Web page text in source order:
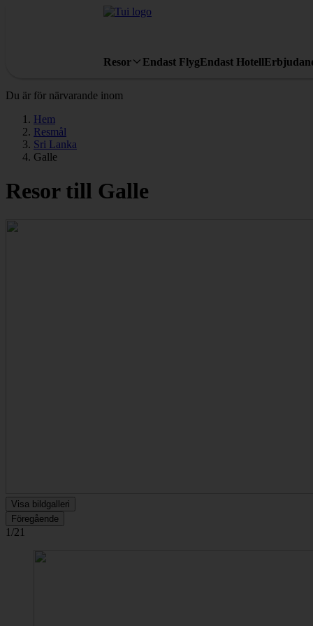
Resor Endast FlygEndast Hotell
Du är för närvarande inom
Hem
Resmål
Sri Lanka
Galle
Resor till Galle
Visa bildgalleri
Föregående
1/21